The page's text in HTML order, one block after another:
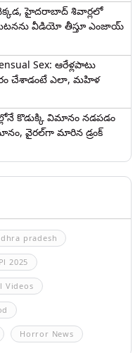
హైదరాబాద్ శివార్లలో
వీడియో తీస్తూ ఎంజాయ్
Sex: ఆరేళ్లపాటు
చేశాడంటే ఎలా, మహిళ
కొడుక్కి విమానం నడపడం
వైరల్‌గా మారిన డ్రంక్‌
pradesh
2025
Videos
Horror News